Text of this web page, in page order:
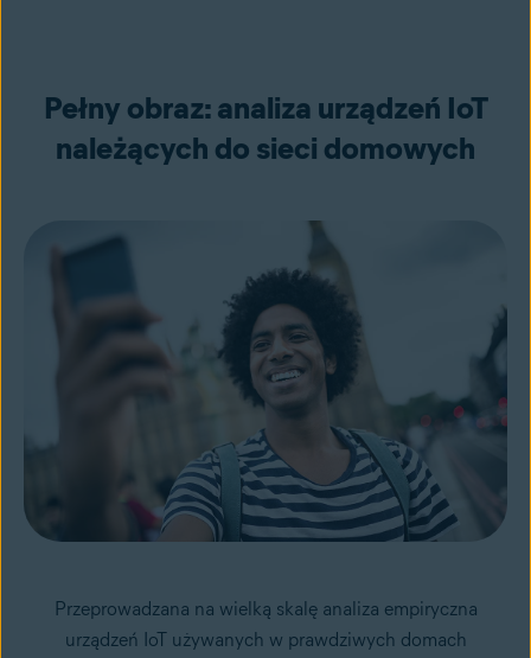
Pełny obraz: analiza urządzeń IoT
należących do sieci domowych
Przeprowadzana na wielką skalę analiza empiryczna
urządzeń IoT używanych w prawdziwych domach